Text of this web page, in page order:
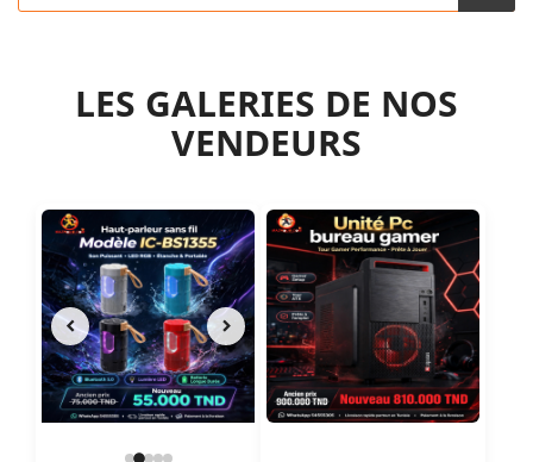
LES GALERIES DE NOS
VENDEURS
chevron_left chevron_right